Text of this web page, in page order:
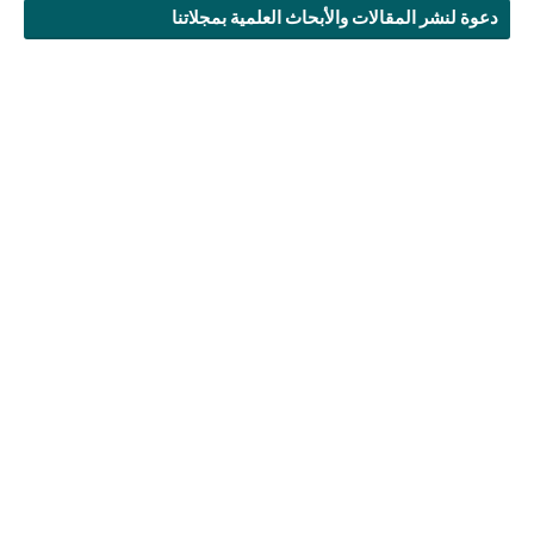
دعوة لنشر المقالات والأبحاث العلمية بمجلاتنا